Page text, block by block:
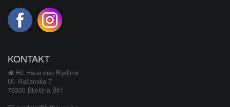
KONTAKT
Hit Haus doo Bijeljina
Ul. Račanska 7
76300 Bijeljina BiH